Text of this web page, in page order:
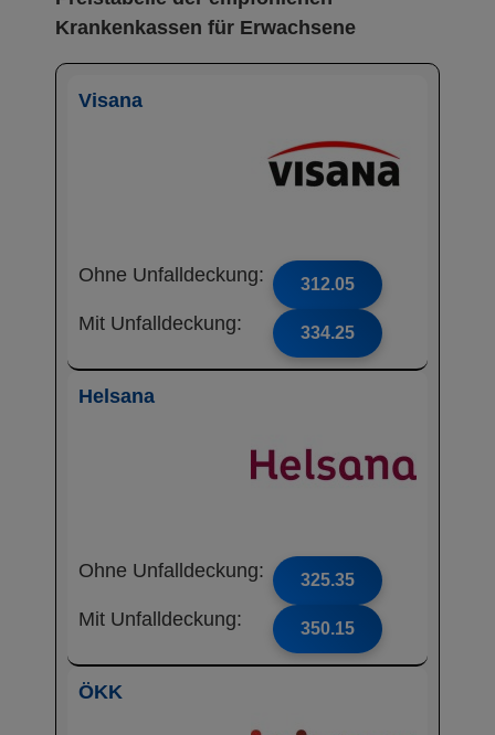
Krankenkassen für Erwachsene
Visana
Ohne Unfalldeckung: 312.05
Mit Unfalldeckung: 334.25
Helsana
Ohne Unfalldeckung: 325.35
Mit Unfalldeckung: 350.15
ÖKK